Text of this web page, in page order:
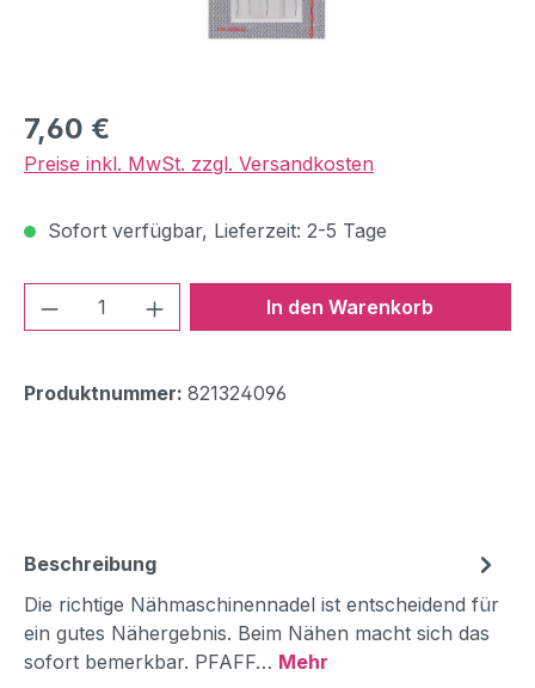
Regulärer Preis:
7,60 €
Preise inkl. MwSt. zzgl. Versandkosten
Sofort verfügbar, Lieferzeit: 2-5 Tage
Produkt Anzahl: Gib denIn den Warenkorb
Produktnummer: 821324096
Beschreibung
Die richtige Nähmaschinennadel ist entscheidend für
ein gutes Nähergebnis. Beim Nähen macht sich das
sofort bemerkbar. PFAFF… Mehr